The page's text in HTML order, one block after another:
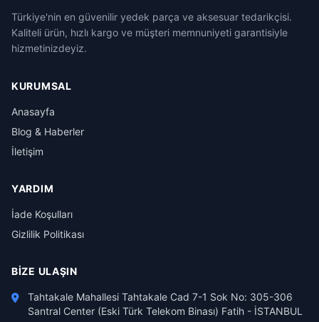
Türkiye'nin en güvenilir yedek parça ve aksesuar tedarikçisi.
Kaliteli ürün, hızlı kargo ve müşteri memnuniyeti garantisiyle
hizmetinizdeyiz.
KURUMSAL
Anasayfa
Blog & Haberler
İletişim
YARDIM
İade Koşulları
Gizlilik Politikası
BIZE ULAŞIN
Tahtakale Mahallesi Tahtakale Cad 7-1 Sok No: 305-306
Santral Center (Eski Türk Telekom Binası) Fatih - İSTANBUL